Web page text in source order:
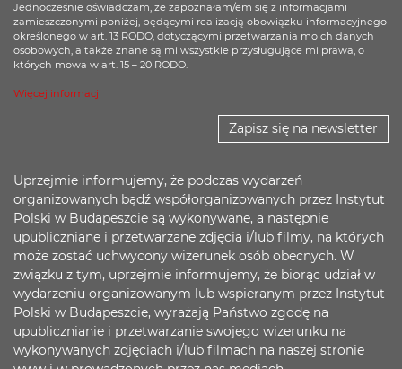
Jednocześnie oświadczam, że zapoznałam/em się z informacjami
zamieszczonymi poniżej, będącymi realizacją obowiązku informacyjnego
określonego w art. 13 RODO, dotyczącymi przetwarzania moich danych
osobowych, a także znane są mi wszystkie przysługujące mi prawa, o
których mowa w art. 15 – 20 RODO.
Więcej informacji
Zapisz się na newsletter
Uprzejmie informujemy, że podczas wydarzeń
organizowanych bądź współorganizowanych przez Instytut
Polski w Budapeszcie są wykonywane, a następnie
upubliczniane i przetwarzane zdjęcia i/lub filmy, na których
może zostać uchwycony wizerunek osób obecnych. W
związku z tym, uprzejmie informujemy, że biorąc udział w
wydarzeniu organizowanym lub wspieranym przez Instytut
Polski w Budapeszcie, wyrażają Państwo zgodę na
upublicznianie i przetwarzanie swojego wizerunku na
wykonywanych zdjęciach i/lub filmach na naszej stronie